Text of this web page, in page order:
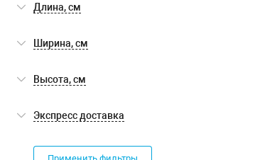
Длина, см
Ширина, см
Высота, см
Экспресс доставка
Экспресс доставка(0)